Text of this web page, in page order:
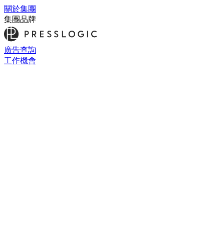
關於集團
集團品牌
廣告查詢
工作機會